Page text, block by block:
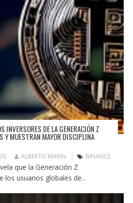
INVERSORES DE LA GENERACIÓN Z
Y MUESTRAN MAYOR DISCIPLINA
ALBERTO MARIN BINANCE
que la Generación Z
los usuarios globales de...